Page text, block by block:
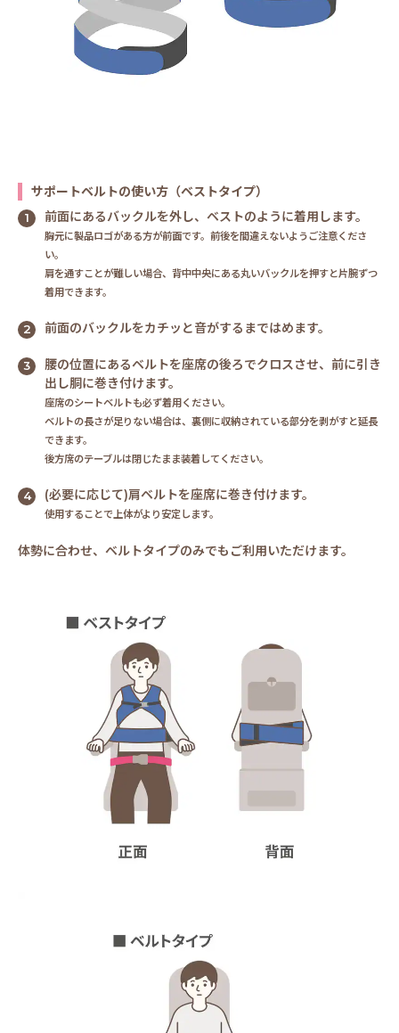
サポートベルトの使い方（ベストタイプ）
前面にあるバックルを外し、ベストのように着用します。
胸元に製品ロゴがある方が前面です。前後を間違えないようご注意くださ
い。
肩を通すことが難しい場合、背中中央にある丸いバックルを押すと片腕ずつ
着用できます。
前面のバックルをカチッと音がするまではめます。
腰の位置にあるベルトを座席の後ろでクロスさせ、前に引き
出し胴に巻き付けます。
座席のシートベルトも必ず着用ください。
ベルトの長さが足りない場合は、裏側に収納されている部分を剥がすと延長
できます。
後方席のテーブルは閉じたまま装着してください。
(必要に応じて)肩ベルトを座席に巻き付けます。
使用することで上体がより安定します。
体勢に合わせ、ベルトタイプのみでもご利用いただけます。